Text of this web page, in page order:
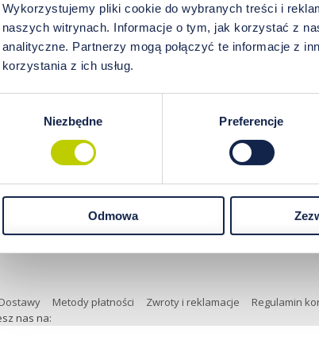
Wykorzystujemy pliki cookie do wybranych treści i
naszych witrynach. Informacje o tym, jak korzystać z
analityczne. Partnerzy mogą połączyć te informacje z
korzystania z ich usług.
Niezbędne Preferencje
Odmowa
odżywiania. Czym tak
podejściu do żywienia?
organizm.
Analiza laboratoryjna próbek włosów
Dostawy Metody płatności Zwroty i reklamacje Regulamin
nas na: